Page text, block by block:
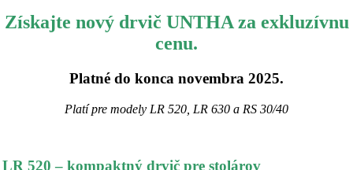
Získajte nový drvič UNTHA za exkluzívnu
cenu.
Platné do konca novembra 2025.
Platí pre modely LR 520, LR 630 a RS 30/40
LR 520 – kompaktný drvič pre stolárov